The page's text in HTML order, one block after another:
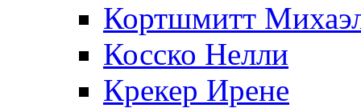
Кортшмитт
Косско Нелли
Крекер Ирене